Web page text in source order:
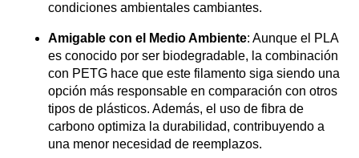
condiciones ambientales cambiantes.
Amigable con el Medio Ambiente: Aunque el PLA
es conocido por ser biodegradable, la combinación
con PETG hace que este filamento siga siendo una
opción más responsable en comparación con otros
tipos de plásticos. Además, el uso de fibra de
carbono optimiza la durabilidad, contribuyendo a
una menor necesidad de reemplazos.